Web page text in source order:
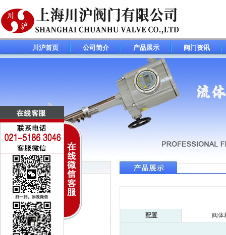
川沪首页 公司简介 产品展示 阀门资讯
调节阀(控制阀)系列
电动调节阀
气动调节阀
特殊调节阀
配置 阀体